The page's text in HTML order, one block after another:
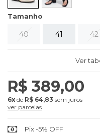
Tamanho
40 41 42
Ver
R$ 389,00
6x de R$ 64,83 sem juros
ver parcelas
Pix -5% OFF